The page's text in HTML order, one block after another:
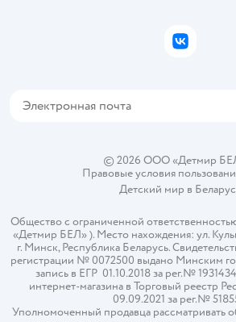
Политика использования
Бонусные карты
© 2026 ООО «Детмир
Правовые условия
Детский мир в
Общество с ограниченной
«Детмир БЕЛ» ). Место нахождения: ул.
г. Минск, Республика Беларусь.
регистрации № 0072500 выдано Минским
запись в ЕГР 01.10.2018 за рег.№
интернет-магазина в Торговый реестр
09.09.2021 за рег.№
Уполномоченный продавца рассматривать
ВКонтакте